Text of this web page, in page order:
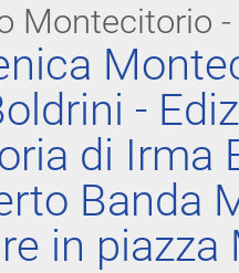
Montecitorio
-
di Irma
Banda
in